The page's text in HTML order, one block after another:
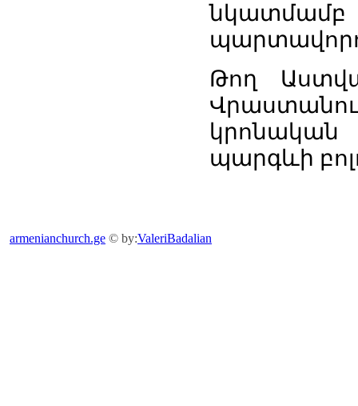
Թող
կրոնական
պարգևի
armenianchurch.ge © by:ValeriBadalian